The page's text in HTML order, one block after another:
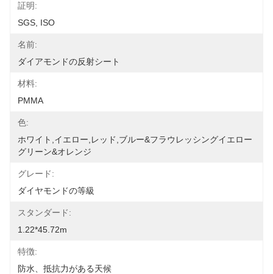
証明:
SGS, ISO
名前:
ダイアモンドの反射シート
材料:
PMMA
色:
ホワイト,イエロー,レッド,ブルー&フラウレッシングイエロー
グリーン&オレンジ
グレード:
ダイヤモンドの等級
スタンダード:
1.22*45.72m
特徴:
防水、抵抗力がある天候